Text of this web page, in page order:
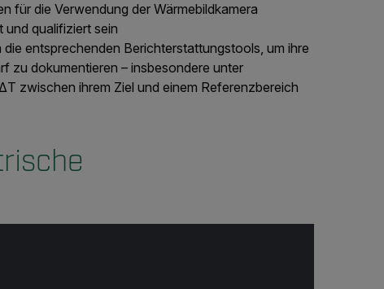
für die Verwendung der Wärmebildkamera
qualifiziert sein
entsprechenden Berichterstattungstools, um ihre
zu dokumentieren – insbesondere unter
zwischen ihrem Ziel und einem Referenzbereich